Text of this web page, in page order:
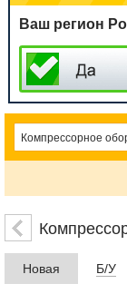
Ваш регион
Цена
руб.
Новая Б/У